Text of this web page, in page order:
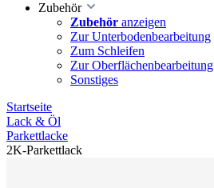
Zubehör
Zubehör anzeigen
Zur Unterbodenbearbeitung
Zum Schleifen
Zur Oberflächenbearbeitung
Sonstiges
Startseite
Lack & Öl
Parkettlacke
2K-Parkettlack